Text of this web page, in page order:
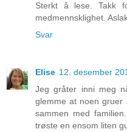
Sterkt å lese. Takk
medmennsklighet.
Svar
Elise 12. desember
Jeg gråter inni meg
glemme at noen
sammen med
trøste en ensom liten